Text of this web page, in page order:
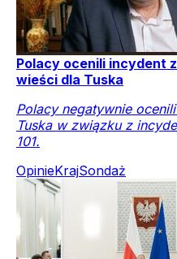
Polacy ocenili incydent
wieści dla Tuska
Polacy negatywnie
Tuska w związku z
101.
OpinieKrajSondaż